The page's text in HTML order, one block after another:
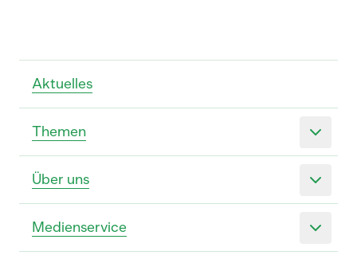
Aktuelles
Themen
Über uns
Medienservice